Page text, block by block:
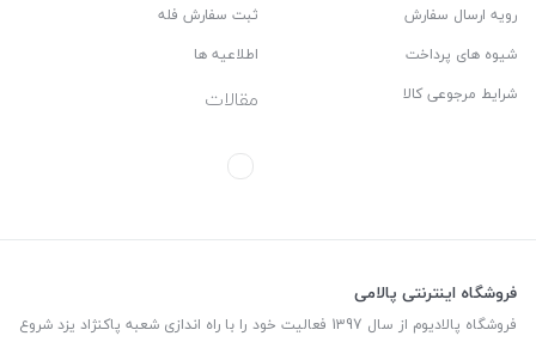
رویه ارسال سفارش
شیوه های پرداخت
شرایط مرجوعی کالا
ثبت سفارش فله
اطلاعیه ها
مقالات
فروشگاه اینترنتی پالامی
فروشگاه پالادیوم از سال 1397 فعالیت خود را با راه اندازی شعبه پاکنژاد یزد شروع